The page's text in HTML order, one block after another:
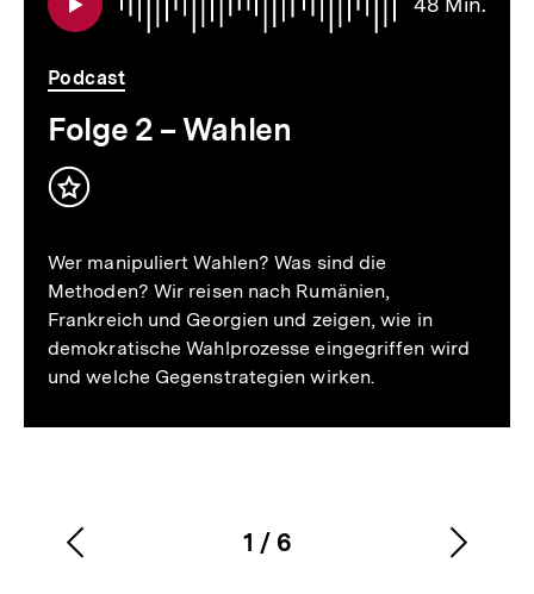
Podcast
Folge 2 – Wahlen
Inhalt
Wer manipuliert Wahlen? Was sind die
Methoden? Wir reisen nach Rumänien,
Frankreich und Georgien und zeigen, wie in
demokratische Wahlprozesse eingegriffen wird
und welche Gegenstrategien wirken.
Karussellinhalt
1
von
/ 6
Vorherigen